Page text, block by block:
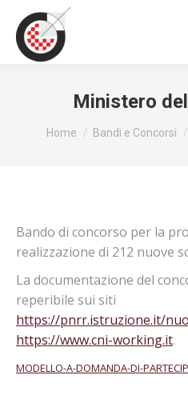
Ministero
Tu sei qui:
Home Bandi e Concorsi
Bando di concorso per la
realizzazione di 212 nuove
La documentazione del
reperibile sui siti
https://pnrr.istruzione.it/
https://www.cni-working.it.
MODELLO-A-DOMANDA-DI-